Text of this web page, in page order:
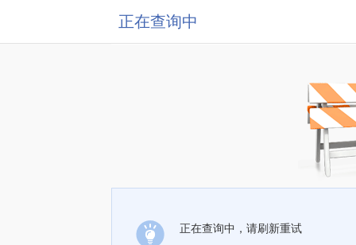
正在查询中
正在查询中，请刷新重试